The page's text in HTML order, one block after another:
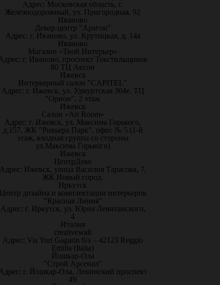
Адрес: Московская область, г.
Железнодорожный, ул. Пригородная, 92
Иваново
Декор-центр "Арагон"
Адрес: г. Иваново, ул. Крутицкая, д. 14а
Иваново
Магазин «Твой Интерьер»
г. Иваново, проспект Текстильщиков
80 ТЦ Аксон
Ижевск
Интерьерный салон "CAPITEL"
Адрес: г. Ижевск, ул. Удмуртская 304е, ТЦ
"Орион", 2 этаж
Ижевск
Салон «Art Room»
Адрес: г. Ижевск, ул. Максима Горького,
д.157, ЖК "Ривьера Парк", офис № 5 (1-й
этаж, входная группа со стороны
ул.Максима Горького)
Ижевск
ЦентрДеко
Ижевск, улица Василия Тарасова, 7,
ЖК Новый город.
Иркутск
дизайна и комплектации интерьеров
"Красная Линия"
Адрес: г. Иркутск, ул. Юрия Левитанского,
4
Италия
creativewall
Адрес: Via Yuri Gagarin 6/a – 42123 Reggio
Emilia (Italia)
Йошкар-Ола
"Строй Арсенал"
г. Йошкар-Ола, Ленинский проспект
49